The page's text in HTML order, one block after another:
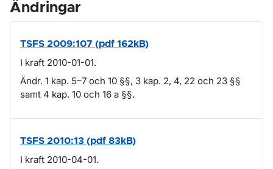
Ändringar
TSFS 2009:107 (pdf 162kB)
I kraft 2010-01-01.
Ändr. 1 kap. 5–7 och 10 §§, 3 kap. 2, 4, 22 och 23 §§
samt 4 kap. 10 och 16 a §§.
TSFS 2010:13 (pdf 83kB)
I kraft 2010-04-01.